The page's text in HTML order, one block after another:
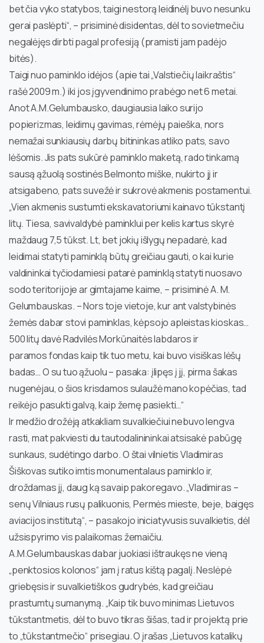
bet čia vyko statybos, taigi nestorą leidinėlį buvo nesunku
gerai paslėpti“, – prisiminė disidentas, dėl to sovietmečiu
negalėjęs dirbti pagal profesiją (pramisti jam padėjo
bitės).
Taigi nuo paminklo idėjos (apie tai „Valstiečių laikraštis“
rašė 2009 m.) iki jos įgyvendinimo prabėgo net 6 metai.
Anot A.M.Gelumbausko, daugiausia laiko surijo
popierizmas, leidimų gavimas, rėmėjų paieška, nors
nemažai sunkiausių darbų bitininkas atliko pats, savo
lėšomis. Jis pats sukūrė paminklo maketą, rado tinkamą
sausą ąžuolą sostinės Belmonto miške, nukirto jį ir
atsigabeno, pats suvežė ir sukrovė akmenis postamentui.
„Vien akmenis sustumti ekskavatoriumi kainavo tūkstantį
litų. Tiesa, savivaldybė paminklui per kelis kartus skyrė
maždaug 7,5 tūkst. Lt, bet jokių išlygų nepadarė, kad
leidimai statyti paminklą būtų greičiau gauti, o kai kurie
valdininkai tyčiodamiesi patarė paminklą statyti nuosavo
sodo teritorijoje ar gimtajame kaime, – prisiminė A. M.
Gelumbauskas. – Nors toje vietoje, kur ant valstybinės
žemės dabar stovi paminklas, kėpsojo apleistas kioskas…
500 litų davė Radvilės Morkūnaitės labdaros ir
paramos fondas kaip tik tuo metu, kai buvo visiškas lėšų
badas… O su tuo ąžuolu – pasaka: įlipęs į jį, pirma šakas
nugenėjau, o šios krisdamos sulaužė mano kopėčias, tad
reikėjo pasukti galvą, kaip žemę pasiekti…“
Ir medžio drožėją atkakliam suvalkiečiui nebuvo lengva
rasti, mat pakviesti du tautodalinininkai atsisakė pabūgę
sunkaus, sudėtingo darbo. O štai vilnietis Vladimiras
Šiškovas sutiko imtis monumentalaus paminklo ir,
droždamas jį, daug ką savaip pakoregavo. „Vladimiras –
senų Vilniaus rusų palikuonis, Permės mieste, beje, baigęs
aviacijos institutą“, – pasakojo iniciatyvusis suvalkietis, dėl
užsispyrimo vis palaikomas žemaičiu.
A.M.Gelumbauskas dabar juokiasi ištraukęs ne vieną
„penktosios kolonos“ jam į ratus kištą pagalį. Neslėpė
griebęsis ir suvalkietiškos gudrybės, kad greičiau
prastumtų sumanymą. „Kaip tik buvo minimas Lietuvos
tūkstantmetis, dėl to buvo tikras šišas, tad ir projektą prie
to „tūkstantmečio“ prisegiau. O įrašas „Lietuvos katalikų